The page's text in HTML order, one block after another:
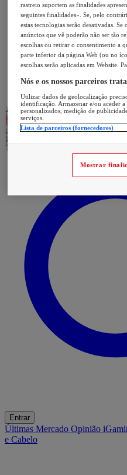
Entrar
Últimas Mercado Opinião
e Cabelo
rastreio suportem as finalidades
seguintes finalidades». Se, pelo
estas tecnologias serão desativadas.
anúncios que vê poderão não ser tão
escolhas ou retirar o consentimento a
parte inferior da página Web (ou no
escolhas serão aplicadas em Website.
Nós e os nossos parceiros
Utilizar dados de geolocalização
identificação. Armazenar e/ou aceder
personalizados, medição de
serviços.
Lista de parceiros (fornecedores)
Mostrar